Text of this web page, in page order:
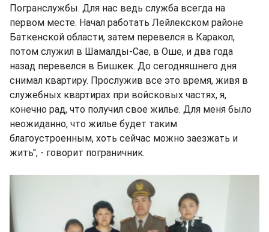
Погранслужбы. Для нас ведь служба всегда на
первом месте. Начал работать Лейлекском районе
Баткенской области, затем перевелся в Каракол,
потом служил в Шамалды-Сае, в Оше, и два года
назад перевелся в Бишкек. До сегодняшнего дня
снимал квартиру. Прослужив все это время, живя в
служебных квартирах при войсковых частях, я,
конечно рад, что получил свое жилье. Для меня было
неожиданно, что жилье будет таким
благоустроенным, хоть сейчас можно заезжать и
жить", - говорит пограничник.